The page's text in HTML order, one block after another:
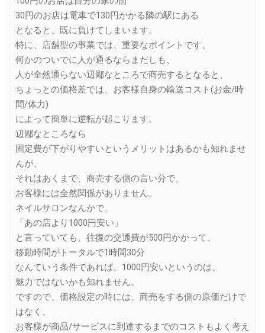
30円のお店は電車で130円かかる隣の駅にある
となると、既に負けてしまいます。
特に、店舗型の事業では、重要なポイントです。
何かのついでに人が通るならまだしも、
人が全然通らない辺鄙なところで商売するとなると、
ちょっとの価格差では、お客様自身の輸送コスト(お金/時
間/体力)
によって簡単に逆転が起こります。
辺鄙なところなら
固定費が下がりやすいというメリットはあるかも知れませ
んが、
それはあくまで、商売する側の言い分で、
お客様には全然関係がありません。
ネイルサロンなんかで、
「あの店より1000円安い」
と言っていても、往復の交通費が500円かかって、
移動時間がトータルで1時間30分
なんていう条件であれば、1000円安いというのは、
魅力ではないかも知れません。
ですので、価格設定の時には、商売をする側の原価だけで
はなく、
お客様が商品/サービスに到達するまでのコストもよく考え